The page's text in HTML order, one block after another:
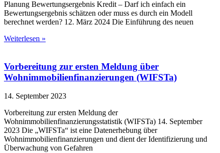
Planung Bewertungsergebnis Kredit – Darf ich einfach ein
Bewertungsergebnis schätzen oder muss es durch ein Modell
berechnet werden? 12. März 2024 Die Einführung des neuen
Weiterlesen »
Vorbereitung zur ersten Meldung über
Wohnimmobilienfinanzierungen (WIFSTa)
14. September 2023
Vorbereitung zur ersten Meldung der
Wohnimmobilienfinanzierungsstatistik (WIFSTa) 14. September
2023 Die „WIFSTa“ ist eine Datenerhebung über
Wohnimmobilienfinanzierungen und dient der Identifizierung und
Überwachung von Gefahren